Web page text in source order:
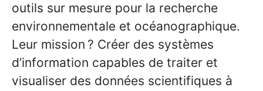
outils sur mesure pour la recherche
environnementale et océanographique.
Leur mission ? Créer des systèmes
d’information capables de traiter et
visualiser des données scientifiques à